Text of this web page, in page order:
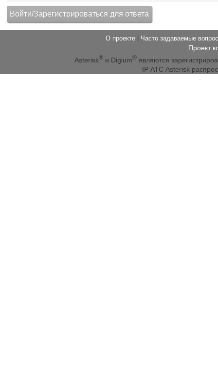
О проекте Часто задаваемые
Проект
Asterisk® и Digium® являются
IP АТС Asterisk